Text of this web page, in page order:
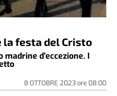
la festa del Cristo
madrine d'eccezione. I
8 OTTOBRE 2023ore 08:00